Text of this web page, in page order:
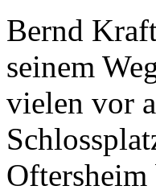
Bernd
seinem
vielen vor
Oftersheim